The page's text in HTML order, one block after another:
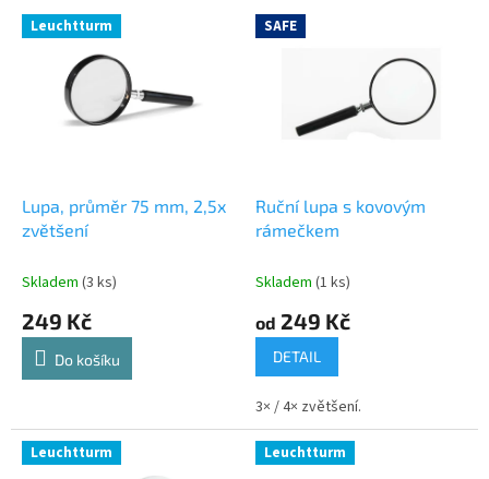
V Leuchtturm
Lupa, průměr 75 mm, 2,5x
zvětšení
Skladem (3 ks)
249 Kč
Do košíku
SAFE
Ruční lupa s kovovým
rámečkem
Skladem (1 ks)
od 249 Kč
DETAIL
3× / 4× zvětšení.
Leuchtturm Leuchtturm